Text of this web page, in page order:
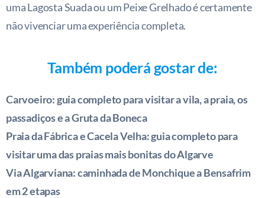
uma Lagosta Suada ou um Peixe Grelhado é certamente
não vivenciar uma experiência completa.
Também poderá gostar de:
Carvoeiro: guia completo para visitar a vila, a praia, os
passadiços e a Gruta da Boneca
Praia da Fábrica e Cacela Velha: guia completo para
visitar uma das praias mais bonitas do Algarve
Via Algarviana: caminhada de Monchique a Bensafrim
em 2 etapas